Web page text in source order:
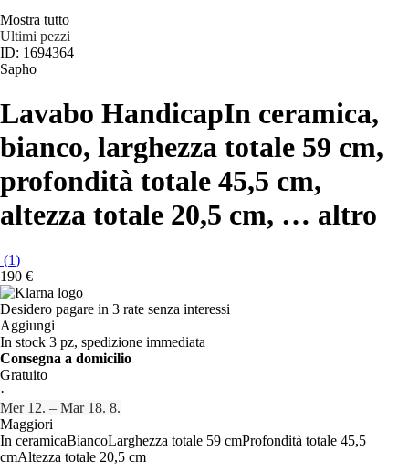
Mostra tutto
Ultimi pezzi
ID: 1694364
Sapho
Lavabo HandicapIn ceramica,
bianco, larghezza totale 59 cm,
profondità totale 45,5 cm,
altezza totale 20,5 cm, … altro
(1)
190 €
Desidero pagare in 3 rate senza interessi
Aggiungi
In stock 3 pz, spedizione immediata
Consegna a domicilio
Gratuito
·
Mer 12. – Mar 18. 8.
Maggiori
In ceramicaBiancoLarghezza totale 59 cmProfondità totale 45,5
cmAltezza totale 20,5 cm